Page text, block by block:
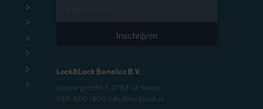
Lock&Lock Benelux B.V.
Oostergracht 3, 3763 LX Soest
085-800 1800 info@locklock.nl